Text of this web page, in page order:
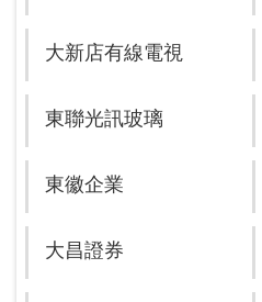
大新店有線電視
東聯光訊玻璃
東徽企業
大昌證券